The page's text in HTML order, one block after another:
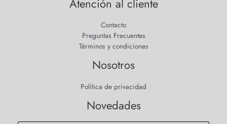
Atención al cliente
Contacto
Preguntas Frecuentes
Términos y condiciones
Nosotros
Política de privacidad
Novedades